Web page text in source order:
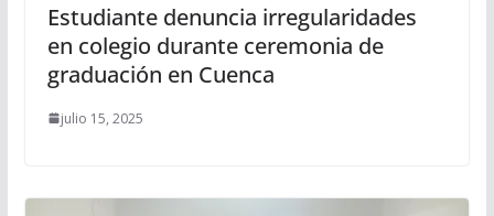
Estudiante denuncia irregularidades
en colegio durante ceremonia de
graduación en Cuenca
julio 15, 2025